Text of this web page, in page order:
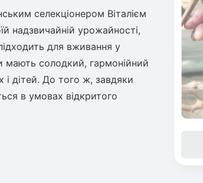
селекціонером Віталієм
надзвичайній урожайності,
для вживання у
мають солодкий, гармонійний
дітей. До того ж, завдяки
в умовах відкритого